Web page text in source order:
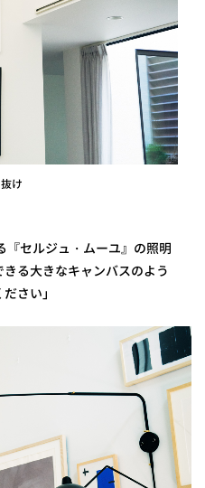
け
『セルジュ・ムーユ』の照明
る大きなキャンバスのよう
さい」